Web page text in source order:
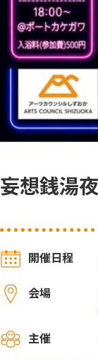
妄想銭湯
開催日程
会場
主催